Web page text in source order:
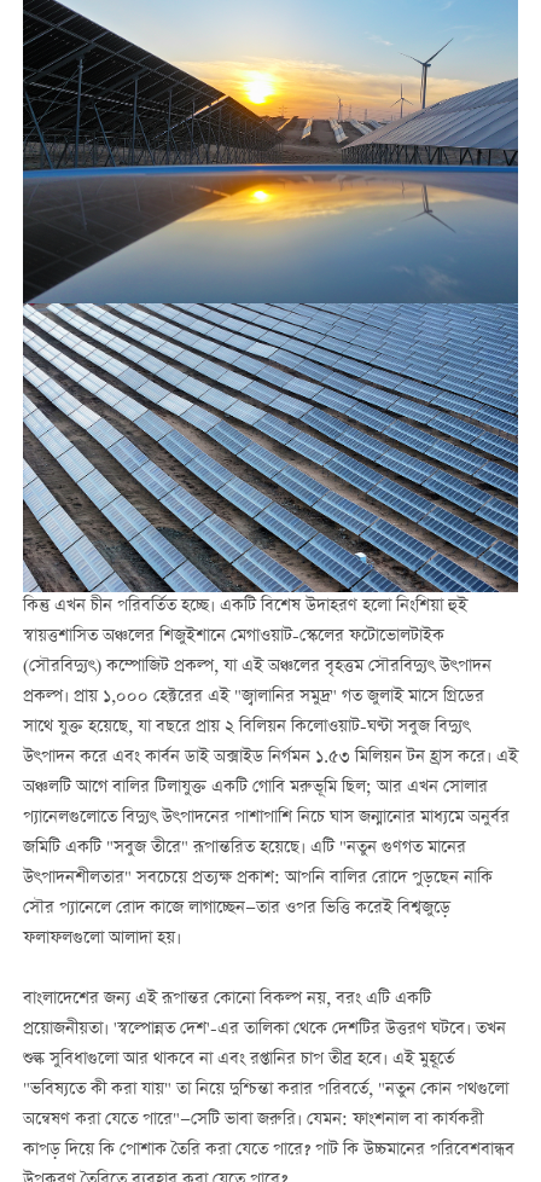
কিন্তু এখন চীন পরিবর্তিত হচ্ছে। একটি বিশেষ উদাহরণ হলো নিংশিয়া হুই
স্বায়ত্তশাসিত অঞ্চলের শিজুইশানে মেগাওয়াট-স্কেলের ফটোভোলটাইক
(সৌরবিদ্যুৎ) কম্পোজিট প্রকল্প, যা এই অঞ্চলের বৃহত্তম সৌরবিদ্যুৎ উৎপাদন
প্রকল্প। প্রায় ১,০০০ হেক্টরের এই "জ্বালানির সমুদ্র" গত জুলাই মাসে গ্রিডের
সাথে যুক্ত হয়েছে, যা বছরে প্রায় ২ বিলিয়ন কিলোওয়াট-ঘণ্টা সবুজ বিদ্যুৎ
উৎপাদন করে এবং কার্বন ডাই অক্সাইড নির্গমন ১.৫৩ মিলিয়ন টন হ্রাস করে। এই
অঞ্চলটি আগে বালির টিলাযুক্ত একটি গোবি মরুভূমি ছিল; আর এখন সোলার
প্যানেলগুলোতে বিদ্যুৎ উৎপাদনের পাশাপাশি নিচে ঘাস জন্মানোর মাধ্যমে অনুর্বর
জমিটি একটি "সবুজ তীরে" রূপান্তরিত হয়েছে। এটি "নতুন গুণগত মানের
উৎপাদনশীলতার" সবচেয়ে প্রত্যক্ষ প্রকাশ: আপনি বালির রোদে পুড়ছেন নাকি
সৌর প্যানেলে রোদ কাজে লাগাচ্ছেন—তার ওপর ভিত্তি করেই বিশ্বজুড়ে
ফলাফলগুলো আলাদা হয়।
বাংলাদেশের জন্য এই রূপান্তর কোনো বিকল্প নয়, বরং এটি একটি
প্রয়োজনীয়তা। 'স্বল্পোন্নত দেশ'-এর তালিকা থেকে দেশটির উত্তরণ ঘটবে। তখন
শুল্ক সুবিধাগুলো আর থাকবে না এবং রপ্তানির চাপ তীব্র হবে। এই মুহূর্তে
"ভবিষ্যতে কী করা যায়" তা নিয়ে দুশ্চিন্তা করার পরিবর্তে, "নতুন কোন পথগুলো
অন্বেষণ করা যেতে পারে"—সেটি ভাবা জরুরি। যেমন: ফাংশনাল বা কার্যকরী
কাপড় দিয়ে কি পোশাক তৈরি করা যেতে পারে? পাট কি উচ্চমানের পরিবেশবান্ধব